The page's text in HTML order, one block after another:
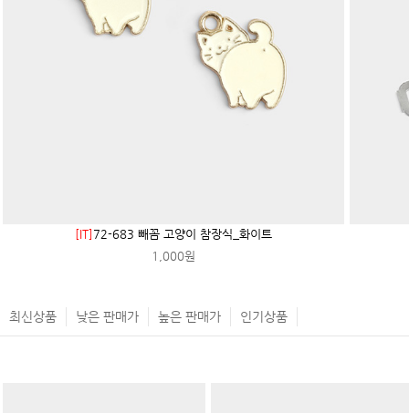
[IT] 72-683 빼꼼 고양이 참장식_화이트
1,000원
최신상품 낮은 판매가 높은 판매가 인기상품